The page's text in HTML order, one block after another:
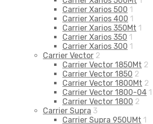
Carrier Xarios 500 1
Carrier Xarios 400 1
Carrier Xarios 350Mt 1
Carrier Xarios 350 1
Carrier Xarios 300 1
Carrier Vector 2
Carrier Vector 1850Mt 2
Carrier Vector 1850 2
Carrier Vector 1800Mt 2
Carrier Vector 1800-04 1
Carrier Vector 1800 2
Carrier Supra 3
Carrier Supra 950UMt 1